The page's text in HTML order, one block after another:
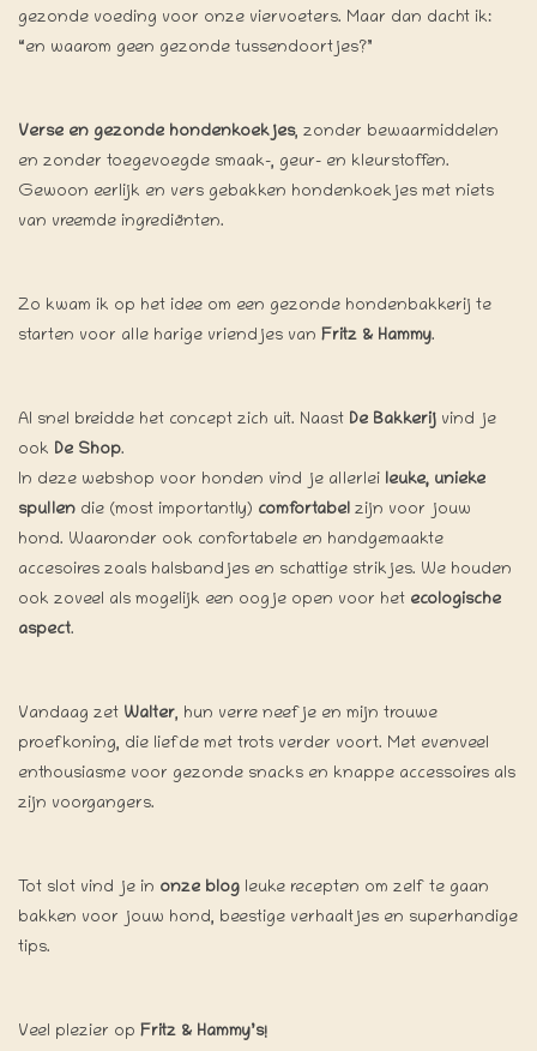
gezonde voeding voor onze viervoeters. Maar dan dacht ik:
“en waarom geen gezonde tussendoortjes?”
Verse en gezonde hondenkoekjes, zonder bewaarmiddelen
en zonder toegevoegde smaak-, geur- en kleurstoffen.
Gewoon eerlijk en vers gebakken hondenkoekjes met niets
van vreemde ingrediënten.
Zo kwam ik op het idee om een gezonde hondenbakkerij te
starten voor alle harige vriendjes van Fritz & Hammy.
Al snel breidde het concept zich uit. Naast De Bakkerij vind je
ook De Shop.
In deze webshop voor honden vind je allerlei leuke, unieke
spullen die (most importantly) comfortabel zijn voor jouw
hond. Waaronder ook confortabele en handgemaakte
accesoires zoals halsbandjes en schattige strikjes. We houden
ook zoveel als mogelijk een oogje open voor het ecologische
aspect.
Vandaag zet Walter, hun verre neefje en mijn trouwe
proefkoning, die liefde met trots verder voort. Met evenveel
enthousiasme voor gezonde snacks en knappe accessoires als
zijn voorgangers.
Tot slot vind je in onze blog leuke recepten om zelf te gaan
bakken voor jouw hond, beestige verhaaltjes en superhandige
tips.
Veel plezier op Fritz & Hammy’s!